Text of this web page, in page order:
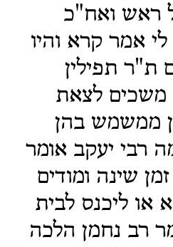
ראש ואח"כ
אמר קרא והיו
ת"ר תפילין
משכים לצאת
ממשמש בהן
רבי יעקב אומר
שינה ומודים
ליכנס לבית
רב נחמן הלכה